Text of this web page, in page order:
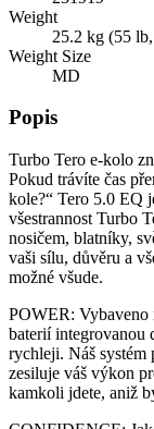
Weight
25.2 kg (55
Weight Size
MD
Popis
Turbo Tero e-kolo
Pokud trávíte čas
kole?“ Tero 5.0 EQ
všestrannost Turbo
nosičem, blatníky,
vaši sílu, důvěru a
možné všude.
POWER: Vybaveno
baterií integrovanou
rychleji. Náš systém
zesiluje váš výkon
kamkoli jdete, aniž